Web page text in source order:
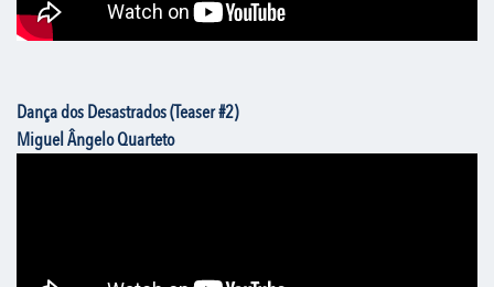
Dança dos Desastrados (Teaser #2)
Miguel Ângelo Quarteto